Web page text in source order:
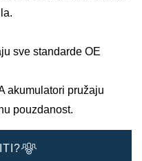
sve standarde OE
akumulatori pružaju
pouzdanost.